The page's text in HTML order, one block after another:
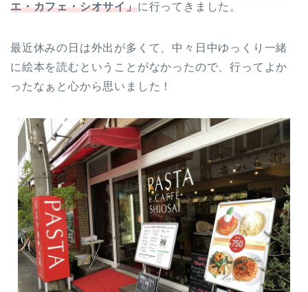
エ・カフェ・シオサイ」に行ってきました。
最近休みの日は外出が多くて、中々日中ゆっくり一緒
に絵本を読むということがなかったので、行ってよか
ったなぁと心から思いました！